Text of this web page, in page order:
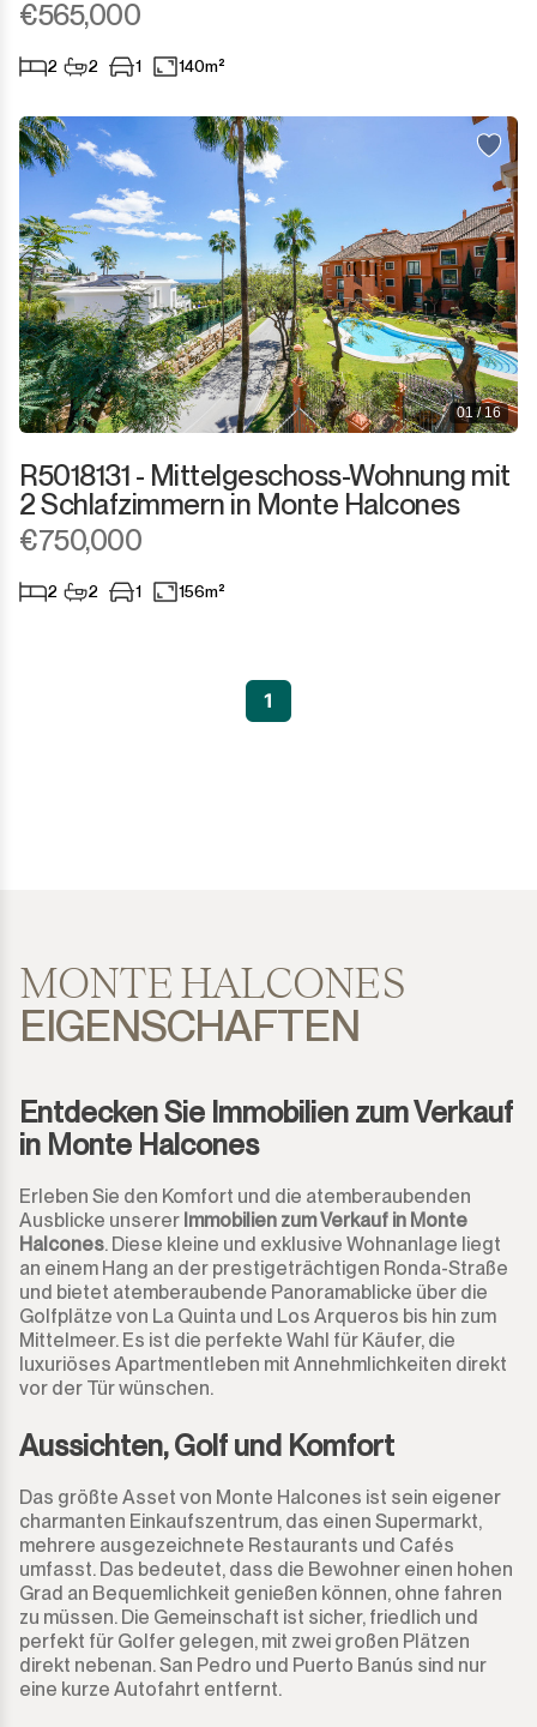
Mit Wohnsitz
Gebäude
Anderes
€565,000
2 2 1 140m²
01 / 16
R5018131 - Mittelgeschoss-Wohnung mit
2 Schlafzimmern in Monte Halcones
€750,000
2 2 1 156m²
1
MONTE HALCONES
EIGENSCHAFTEN
Entdecken Sie Immobilien zum Verkauf
in Monte Halcones
Erleben Sie den Komfort und die atemberaubenden
Ausblicke unserer Immobilien zum Verkauf in Monte
Halcones. Diese kleine und exklusive Wohnanlage liegt
an einem Hang an der prestigeträchtigen Ronda-Straße
und bietet atemberaubende Panoramablicke über die
Golfplätze von La Quinta und Los Arqueros bis hin zum
Mittelmeer. Es ist die perfekte Wahl für Käufer, die
luxuriöses Apartmentleben mit Annehmlichkeiten direkt
vor der Tür wünschen.
Aussichten, Golf und Komfort
Das größte Asset von Monte Halcones ist sein eigener
charmanten Einkaufszentrum, das einen Supermarkt,
mehrere ausgezeichnete Restaurants und Cafés
umfasst. Das bedeutet, dass die Bewohner einen hohen
Grad an Bequemlichkeit genießen können, ohne fahren
zu müssen. Die Gemeinschaft ist sicher, friedlich und
perfekt für Golfer gelegen, mit zwei großen Plätzen
direkt nebenan. San Pedro und Puerto Banús sind nur
eine kurze Autofahrt entfernt.